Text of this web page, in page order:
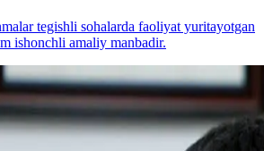
tegishli sohalarda faoliyat yuritayotgan
ishonchli amaliy manbadir.